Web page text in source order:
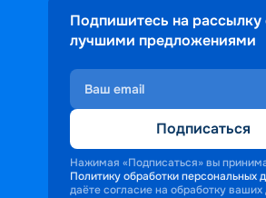
Подпишитесь на рассылку
лучшими предложениями
Подписаться
Нажимая «Подписаться» вы
Политику обработки персональных
даёте согласие на обработку ваших